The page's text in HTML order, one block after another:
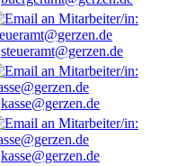
steueramt@gerzen.de
kasse@gerzen.de
kasse@gerzen.de